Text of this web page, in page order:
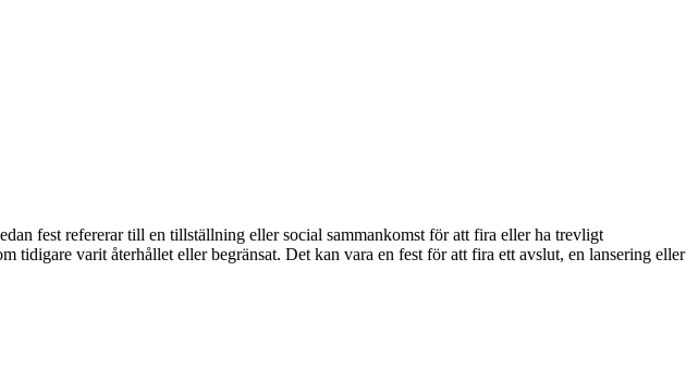
fest refererar till en tillställning eller social sammankomst för att fira eller ha trevligt
tidigare varit återhållet eller begränsat. Det kan vara en fest för att fira ett avslut, en lansering eller